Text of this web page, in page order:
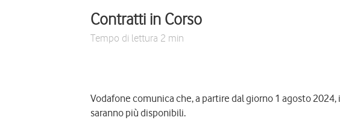
Contratti in Corso
Tempo di lettura 2 min
Vodafone comunica che, a partire dal giorno 1 agosto
saranno più disponibili.